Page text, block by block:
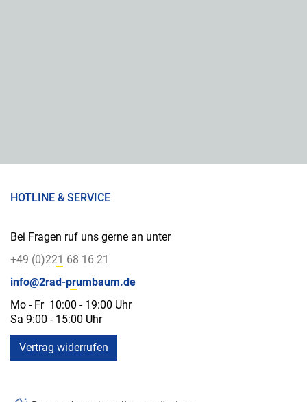
HOTLINE & SERVICE
Bei Fragen ruf uns gerne an unter
+49 (0)221 68 16 21
info@2rad-prumbaum.de
Mo - Fr 10:00 - 19:00 Uhr
Sa 9:00 - 15:00 Uhr
Vertrag widerrufen